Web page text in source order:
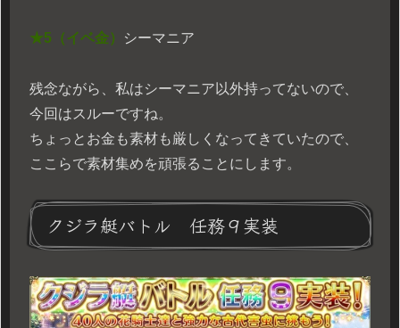
★5（イベ金） シーマニア
残念ながら、私はシーマニア以外持ってないので、
今回はスルーですね。
ちょっとお金も素材も厳しくなってきていたので、
ここらで素材集めを頑張ることにします。
クジラ艇バトル 任務９実装